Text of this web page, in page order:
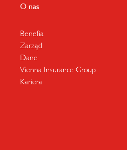
O nas
Benefia
Zarząd
Dane
Vienna Insurance Group
Kariera